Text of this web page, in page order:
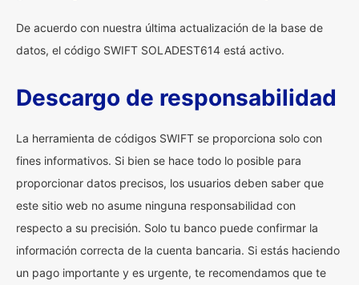
De acuerdo con nuestra última actualización de la base de
datos, el código SWIFT SOLADEST614 está activo.
Descargo de responsabilidad
La herramienta de códigos SWIFT se proporciona solo con
fines informativos. Si bien se hace todo lo posible para
proporcionar datos precisos, los usuarios deben saber que
este sitio web no asume ninguna responsabilidad con
respecto a su precisión. Solo tu banco puede confirmar la
información correcta de la cuenta bancaria. Si estás haciendo
un pago importante y es urgente, te recomendamos que te